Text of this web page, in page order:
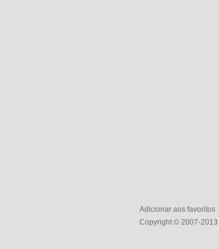
Adicionar aos favoritos
Copyright © 2007-2013